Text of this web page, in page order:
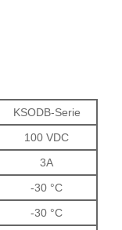
KSODB-Serie
100 VDC
3A
-30 °C
-30 °C